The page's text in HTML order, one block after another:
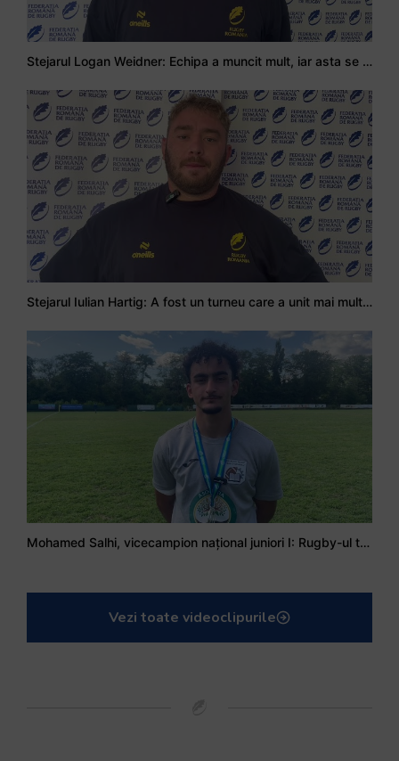
Stejarul Logan Weidner: Echipa a muncit mult, iar asta se va vedea în meciurile de la Nations Cup
Stejarul Iulian Hartig: A fost un turneu care a unit mai mult echipa
Mohamed Salhi, vicecampion național juniori I: Rugby-ul te învață să accepți și înfrângerile
Vezi toate videoclipurile